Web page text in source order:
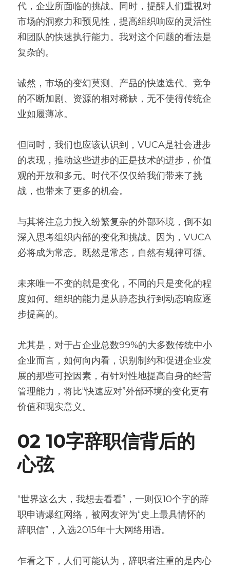
代，企业所面临的挑战。同时，提醒人们重视对
市场的洞察力和预见性，提高组织响应的灵活性
和团队的快速执行能力。我对这个问题的看法是
复杂的。
诚然，市场的变幻莫测、产品的快速迭代、竞争
的不断加剧、资源的相对稀缺，无不使得传统企
业如履薄冰。
但同时，我们也应该认识到，VUCA是社会进步
的表现，推动这些进步的正是技术的进步，价值
观的开放和多元。时代不仅仅给我们带来了挑
战，也带来了更多的机会。
与其将注意力投入纷繁复杂的外部环境，倒不如
深入思考组织内部的变化和挑战。因为，VUCA
必将成为常态。既然是常态，自然有规律可循。
未来唯一不变的就是变化，不同的只是变化的程
度如何。组织的能力是从静态执行到动态响应逐
步提高的。
尤其是，对于占企业总数99%的大多数传统中小
企业而言，如何向内看，识别制约和促进企业发
展的那些可控因素，有针对性地提高自身的经营
管理能力，将比“快速应对”外部环境的变化更有
价值和现实意义。
02 10字辞职信背后的
心弦
“世界这么大，我想去看看”，一则仅10个字的辞
职申请爆红网络，被网友评为“史上最具情怀的
辞职信”，入选2015年十大网络用语。
乍看之下，人们可能认为，辞职者注重的是内心